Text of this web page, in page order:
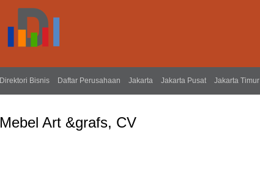
Direktori Bisnis Daftar Perusahaan Jakarta Jakarta Pusat Jakarta Timur
Mebel Art &grafs, CV